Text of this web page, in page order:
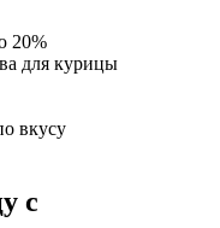
20%
для курицы
вкусу
с